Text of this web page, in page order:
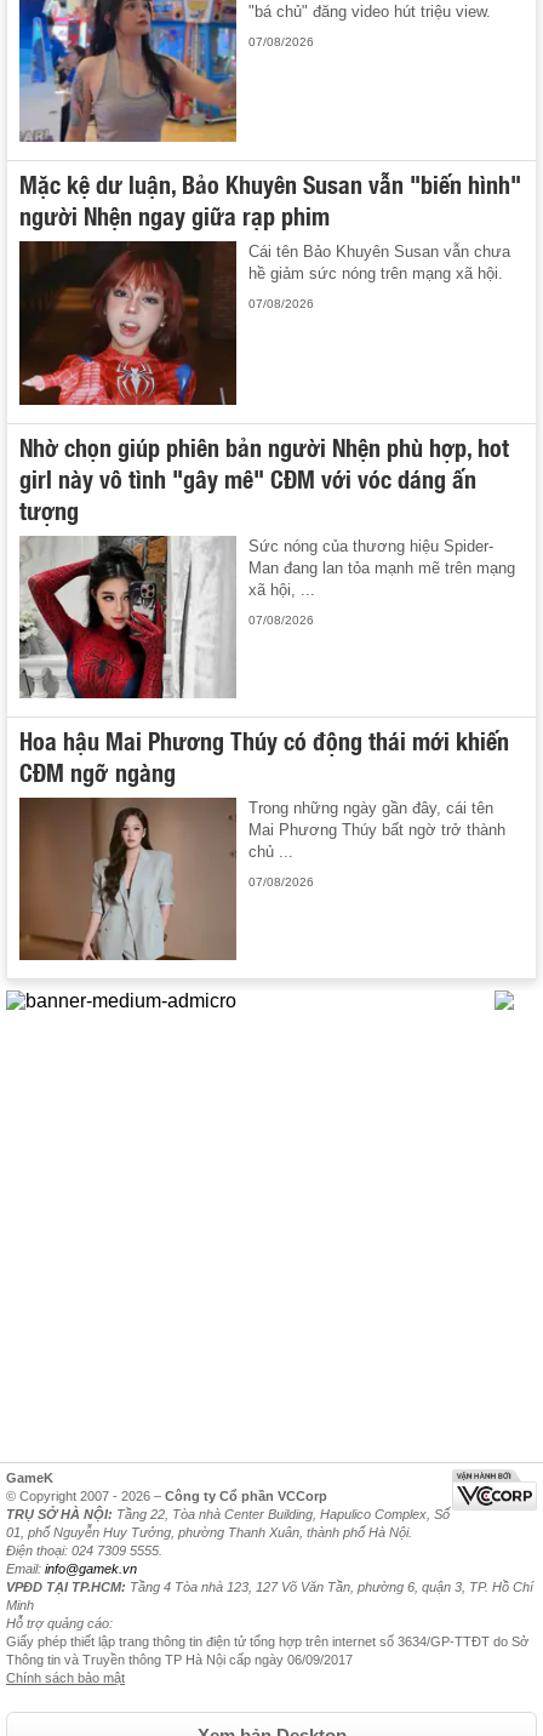
"bá chủ" đăng video hút triệu view.
07/08/2026
Mặc kệ dư luận, Bảo Khuyên Susan vẫn "biến hình"
người Nhện ngay giữa rạp phim
Cái tên Bảo Khuyên Susan vẫn chưa
hề giảm sức nóng trên mạng xã hội.
07/08/2026
Nhờ chọn giúp phiên bản người Nhện phù hợp, hot
girl này vô tình "gây mê" CĐM với vóc dáng ấn
tượng
Sức nóng của thương hiệu Spider-
Man đang lan tỏa mạnh mẽ trên mạng
xã hội, ...
07/08/2026
Hoa hậu Mai Phương Thúy có động thái mới khiến
CĐM ngỡ ngàng
Trong những ngày gần đây, cái tên
Mai Phương Thúy bất ngờ trở thành
chủ ...
07/08/2026
GameK
© Copyright 2007 - 2026 – Công ty Cổ phần VCCorp
TRỤ SỞ HÀ NỘI: Tầng 22, Tòa nhà Center Building, Hapulico Complex, Số
01, phố Nguyễn Huy Tưởng, phường Thanh Xuân, thành phố Hà Nội.
Điện thoại: 024 7309 5555.
Email: info@gamek.vn
VPĐD TẠI TP.HCM: Tầng 4 Tòa nhà 123, 127 Võ Văn Tần, phường 6, quận 3, TP. Hồ Chí
Minh
Hỗ trợ quảng cáo:
Giấy phép thiết lập trang thông tin điện tử tổng hợp trên internet số 3634/GP-TTĐT do Sở
Thông tin và Truyền thông TP Hà Nội cấp ngày 06/09/2017
Chính sách bảo mật